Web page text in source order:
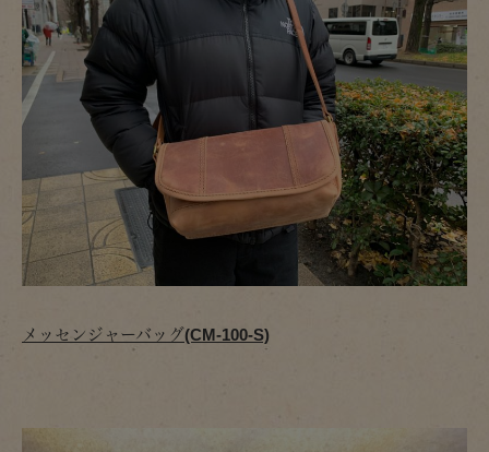
メッセンジャーバッグ(CM-100-S)